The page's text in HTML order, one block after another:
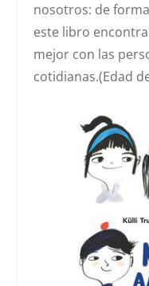
nosotros: de
este libro
mejor con las
cotidianas.(Edad